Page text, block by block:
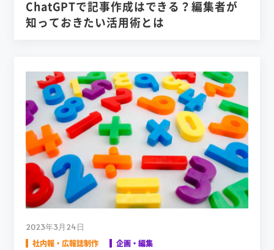
ChatGPTで記事作成はできる？編集者が
知っておきたい活用術とは
2023年3月24日
社内報・広報誌制作 企画・編集